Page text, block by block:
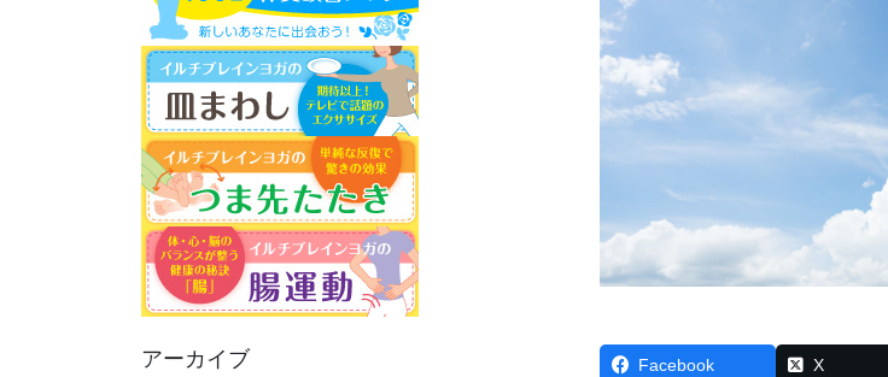
Facebook X
アーカイブ